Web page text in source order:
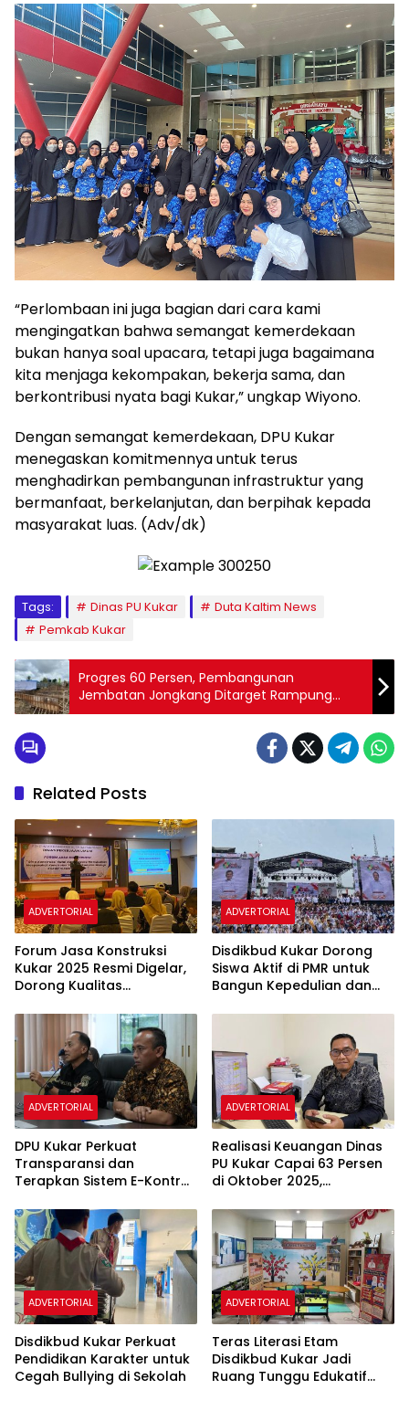
“Perlombaan ini juga bagian dari cara kami
mengingatkan bahwa semangat kemerdekaan
bukan hanya soal upacara, tetapi juga bagaimana
kita menjaga kekompakan, bekerja sama, dan
berkontribusi nyata bagi Kukar,” ungkap Wiyono.
Dengan semangat kemerdekaan, DPU Kukar
menegaskan komitmennya untuk terus
menghadirkan pembangunan infrastruktur yang
bermanfaat, berkelanjutan, dan berpihak kepada
masyarakat luas. (Adv/dk)
Tags: Dinas PU Kukar
Duta Kaltim News
Pemkab Kukar
Progres 60 Persen, Pembangunan
Jembatan Jongkang Ditarget Rampung
Akhir 2025
Related Posts
ADVERTORIAL
Forum Jasa Konstruksi
Kukar 2025 Resmi Digelar,
Dorong Kualitas
Infrastruktur
ADVERTORIAL
Disdikbud Kukar Dorong
Siswa Aktif di PMR untuk
Bangun Kepedulian dan
Sekolah
ADVERTORIAL
DPU Kukar Perkuat
Transparansi dan
Terapkan Sistem E-Kontrak
ADVERTORIAL
Realisasi Keuangan Dinas
PU Kukar Capai 63 Persen
di Oktober 2025,
Sesuai Target
ADVERTORIAL
Disdikbud Kukar Perkuat
Pendidikan Karakter untuk
Cegah Bullying di Sekolah
ADVERTORIAL
Teras Literasi Etam
Disdikbud Kukar Jadi
Ruang Tunggu Edukatif